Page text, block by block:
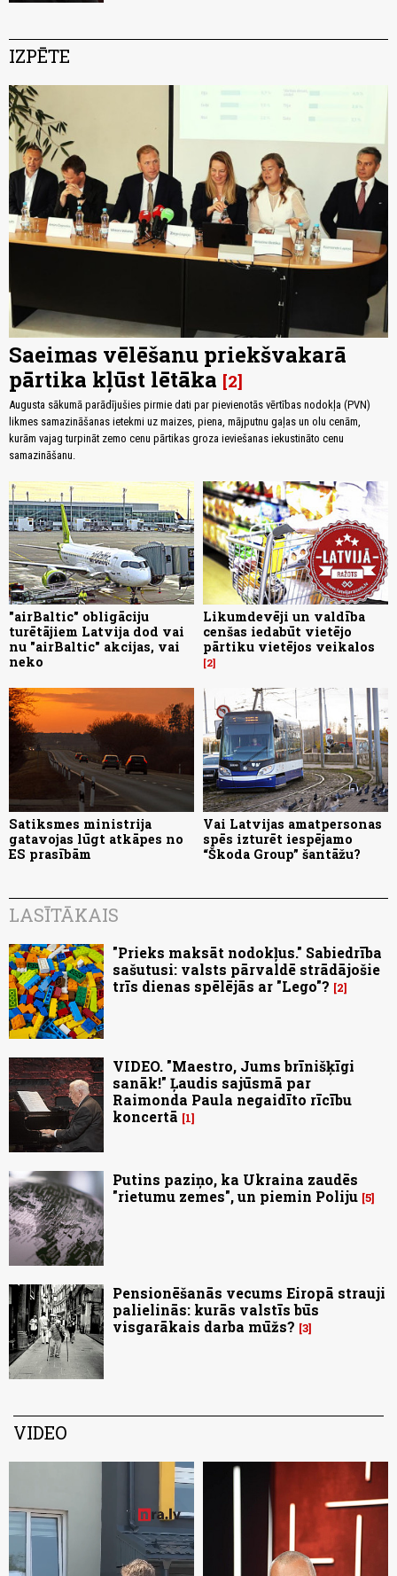
IZPĒTE
Saeimas vēlēšanu priekšvakarā
pārtika kļūst lētāka 2
Augusta sākumā parādījušies pirmie dati par pievienotās vērtības nodokļa (PVN)
likmes samazināšanas ietekmi uz maizes, piena, mājputnu gaļas un olu cenām,
kurām vajag turpināt zemo cenu pārtikas groza ieviešanas iekustināto cenu
samazināšanu.
"airBaltic" obligāciju
turētājiem Latvija dod vai
nu "airBaltic" akcijas, vai
neko
Likumdevēji un valdība
cenšas iedabūt vietējo
pārtiku vietējos veikalos
2
Satiksmes ministrija
gatavojas lūgt atkāpes no
ES prasībām
Vai Latvijas amatpersonas
spēs izturēt iespējamo
“Škoda Group” šantāžu?
LASĪTĀKAIS
"Prieks maksāt nodokļus." Sabiedrība
sašutusi: valsts pārvaldē strādājošie
trīs dienas spēlējās ar "Lego"?
2
VIDEO. "Maestro, Jums brīnišķīgi
sanāk!" Ļaudis sajūsmā par
Raimonda Paula negaidīto rīcību
koncertā
1
Putins paziņo, ka Ukraina zaudēs
"rietumu zemes", un piemin Poliju 5
Pensionēšanās vecums Eiropā strauji
palielinās: kurās valstīs būs
visgarākais darba mūžs? 3
VIDEO